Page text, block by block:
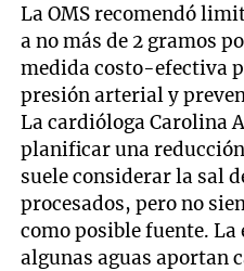
La OMS recomendó
a no más de 2 gramos
medida costo-efectiva
presión arterial y
La cardióloga Carolina
planificar una
suele considerar la sal
procesados, pero no
como posible fuente.
algunas aguas aportan